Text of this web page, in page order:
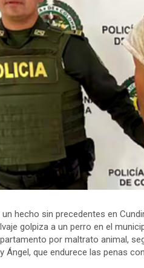
un hecho sin precedentes en
golpiza a un perro en el
por maltrato animal,
Ángel, que endurece las penas